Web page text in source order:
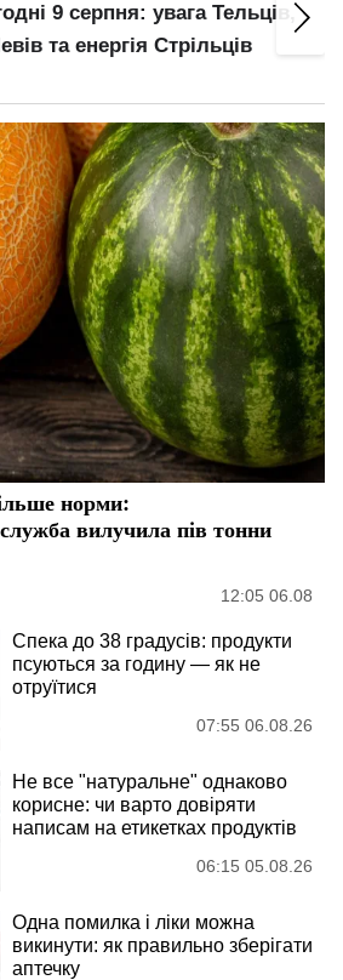
9 серпня: увага Тельців,
та енергія Стрільців
норми:
вилучила пів тонни
12:05 06.08
Спека до 38 градусів: продукти
псуються за годину — як не
отруїтися
07:55 06.08.26
Не все "натуральне" однаково
корисне: чи варто довіряти
написам на етикетках продуктів
06:15 05.08.26
Одна помилка і ліки можна
викинути: як правильно зберігати
аптечку